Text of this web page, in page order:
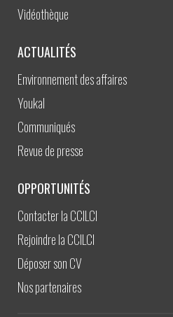
Vidéothèque
ACTUALITÉS
Environnement des affaires
Youkal
Communiqués
Revue de presse
OPPORTUNITÉS
Contacter la CCILCI
Rejoindre la CCILCI
Déposer son CV
Nos partenaires